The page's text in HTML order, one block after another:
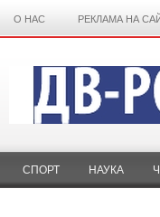
О НАС РЕКЛАМА НА
СПОРТ НАУКА